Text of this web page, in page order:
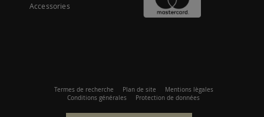
Accessories
Termes de recherche Plan de site
Mentions lègales
Conditions générales
Protection de données